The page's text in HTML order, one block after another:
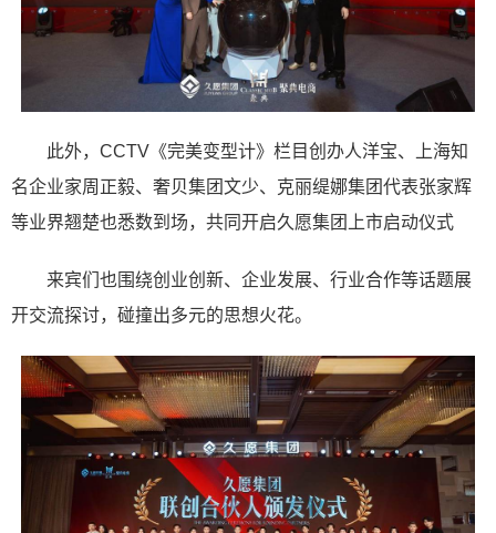
此外，CCTV《完美变型计》栏目创办人洋宝、上海知
名企业家周正毅、奢贝集团文少、克丽缇娜集团代表张家辉
等业界翘楚也悉数到场，共同开启久愿集团上市启动仪式
来宾们也围绕创业创新、企业发展、行业合作等话题展
开交流探讨，碰撞出多元的思想火花。